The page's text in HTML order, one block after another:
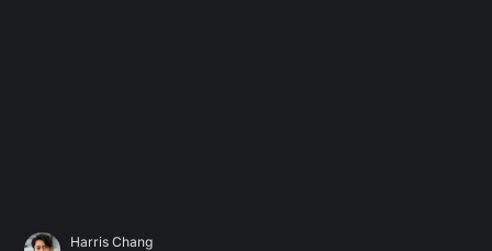
Harris Chang